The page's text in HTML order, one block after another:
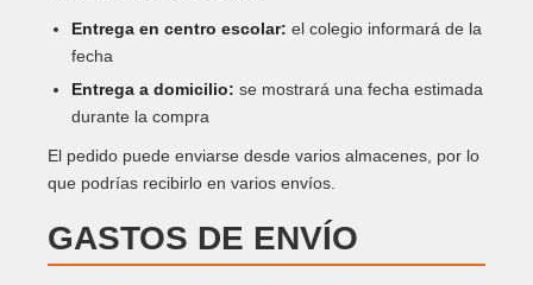
Entrega en centro escolar: el colegio informará de la
fecha
Entrega a domicilio: se mostrará una fecha estimada
durante la compra
El pedido puede enviarse desde varios almacenes, por lo
que podrías recibirlo en varios envíos.
GASTOS DE ENVÍO